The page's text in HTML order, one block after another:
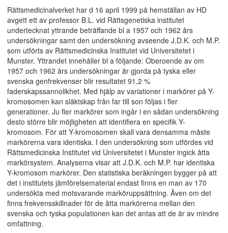
Rättsmedicinalverket har d 16 april 1999 på hemställan av HD
avgett ett av professor B.L. vid Rättsgenetiska institutet
undertecknat yttrande beträffande bl a 1957 och 1962 års
undersökningar samt den undersökning avseende J.D.K. och M.P.
som utförts av Rättsmedicinska Institutet vid Universitetet i
Munster. Yttrandet innehåller bl a följande: Oberoende av om
1957 och 1962 års undersökningar är gjorda på tyska eller
svenska genfrekvenser blir resultatet 91,2 %
faderskapssannolikhet. Med hjälp av variationer i markörer på Y-
kromosomen kan släktskap från far till son följas i fler
generationer. Ju fler markörer som ingår i en sådan undersökning
desto större blir möjligheten att identifiera en specifik Y-
kromosom. För att Y-kromosomen skall vara densamma måste
markörerna vara identiska. I den undersökning som utfördes vid
Rättsmedicinska Institutet vid Universitetet i Munster ingick åtta
markörsystem. Analyserna visar att J.D.K. och M.P. har identiska
Y-kromosom markörer. Den statistiska beräkningen bygger på att
det i institutets jämförelsematerial endast finns en man av 170
undersökta med motsvarande marköruppsättning. Även om det
finns frekvensskillnader för de åtta markörerna mellan den
svenska och tyska populationen kan det antas att de är av mindre
omfattning.